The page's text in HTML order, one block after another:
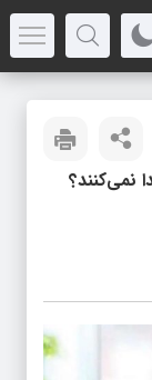
نمی‌کنند؟